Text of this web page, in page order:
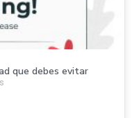
que debes evitar